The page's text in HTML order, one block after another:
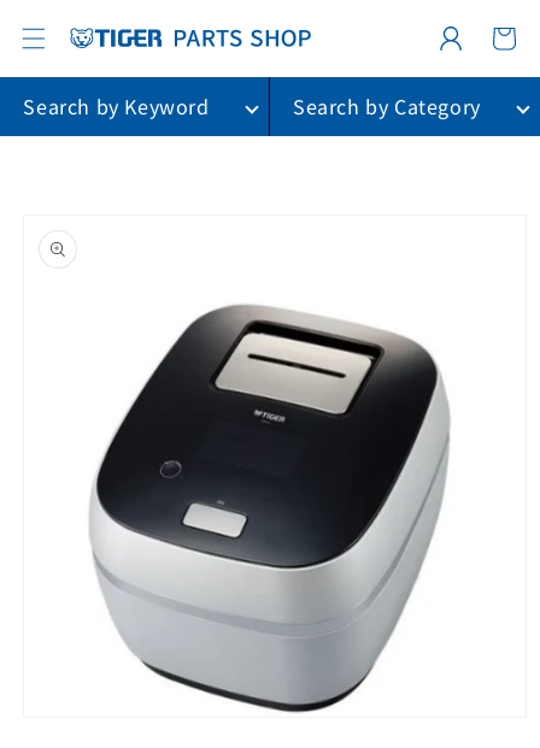
ンツに
進む
グ
イ
ー
ト
Search by Keyword
Search by Category
報に進
む